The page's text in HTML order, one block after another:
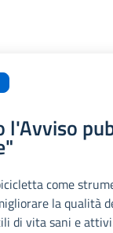
l'Avviso
come
la qualità
di vita sani e